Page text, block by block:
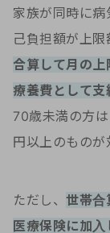
家族が同時に病
己負担額が上限
合算して月の
療養費として支
70歳未満の方
円以上のものが
ただし、 世帯合
医療保険に加